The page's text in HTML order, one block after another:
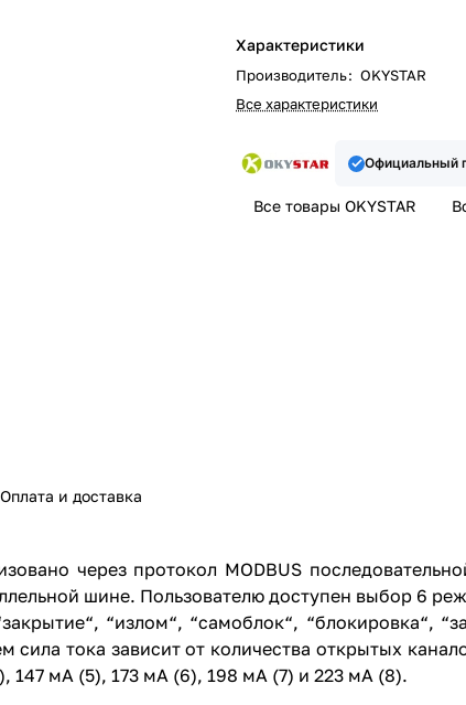
Характеристики
Производитель: OKYSTAR
Все характеристики
Официальный
Все товары OKYSTAR
Оплата и доставка
через протокол MODBUS
шине. Пользователю доступен выбор 6
“излом“, “самоблок“, “блокировка“,
сила тока зависит от количества открытых
мА (5), 173 мА (6), 198 мА (7) и 223 мА (8).